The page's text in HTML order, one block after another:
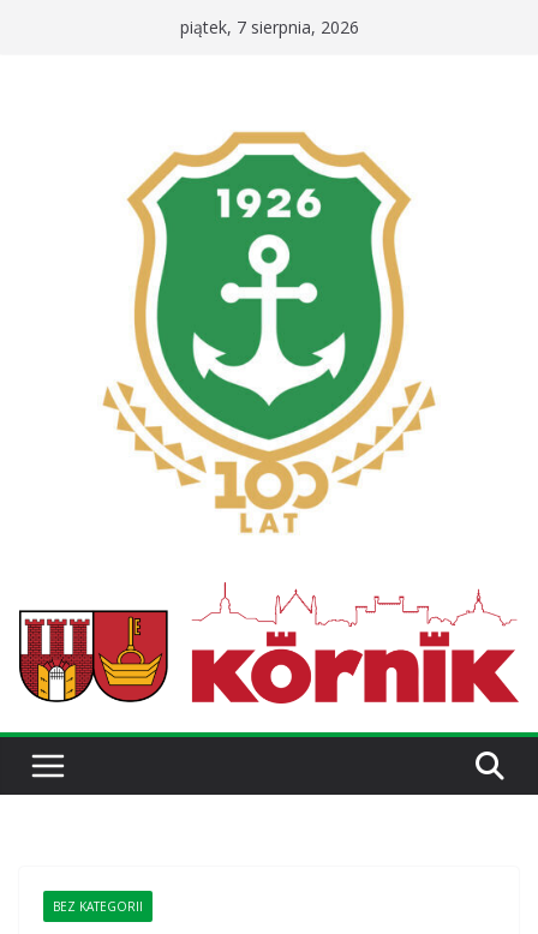
piątek, 7 sierpnia, 2026
BEZ KATEGORII